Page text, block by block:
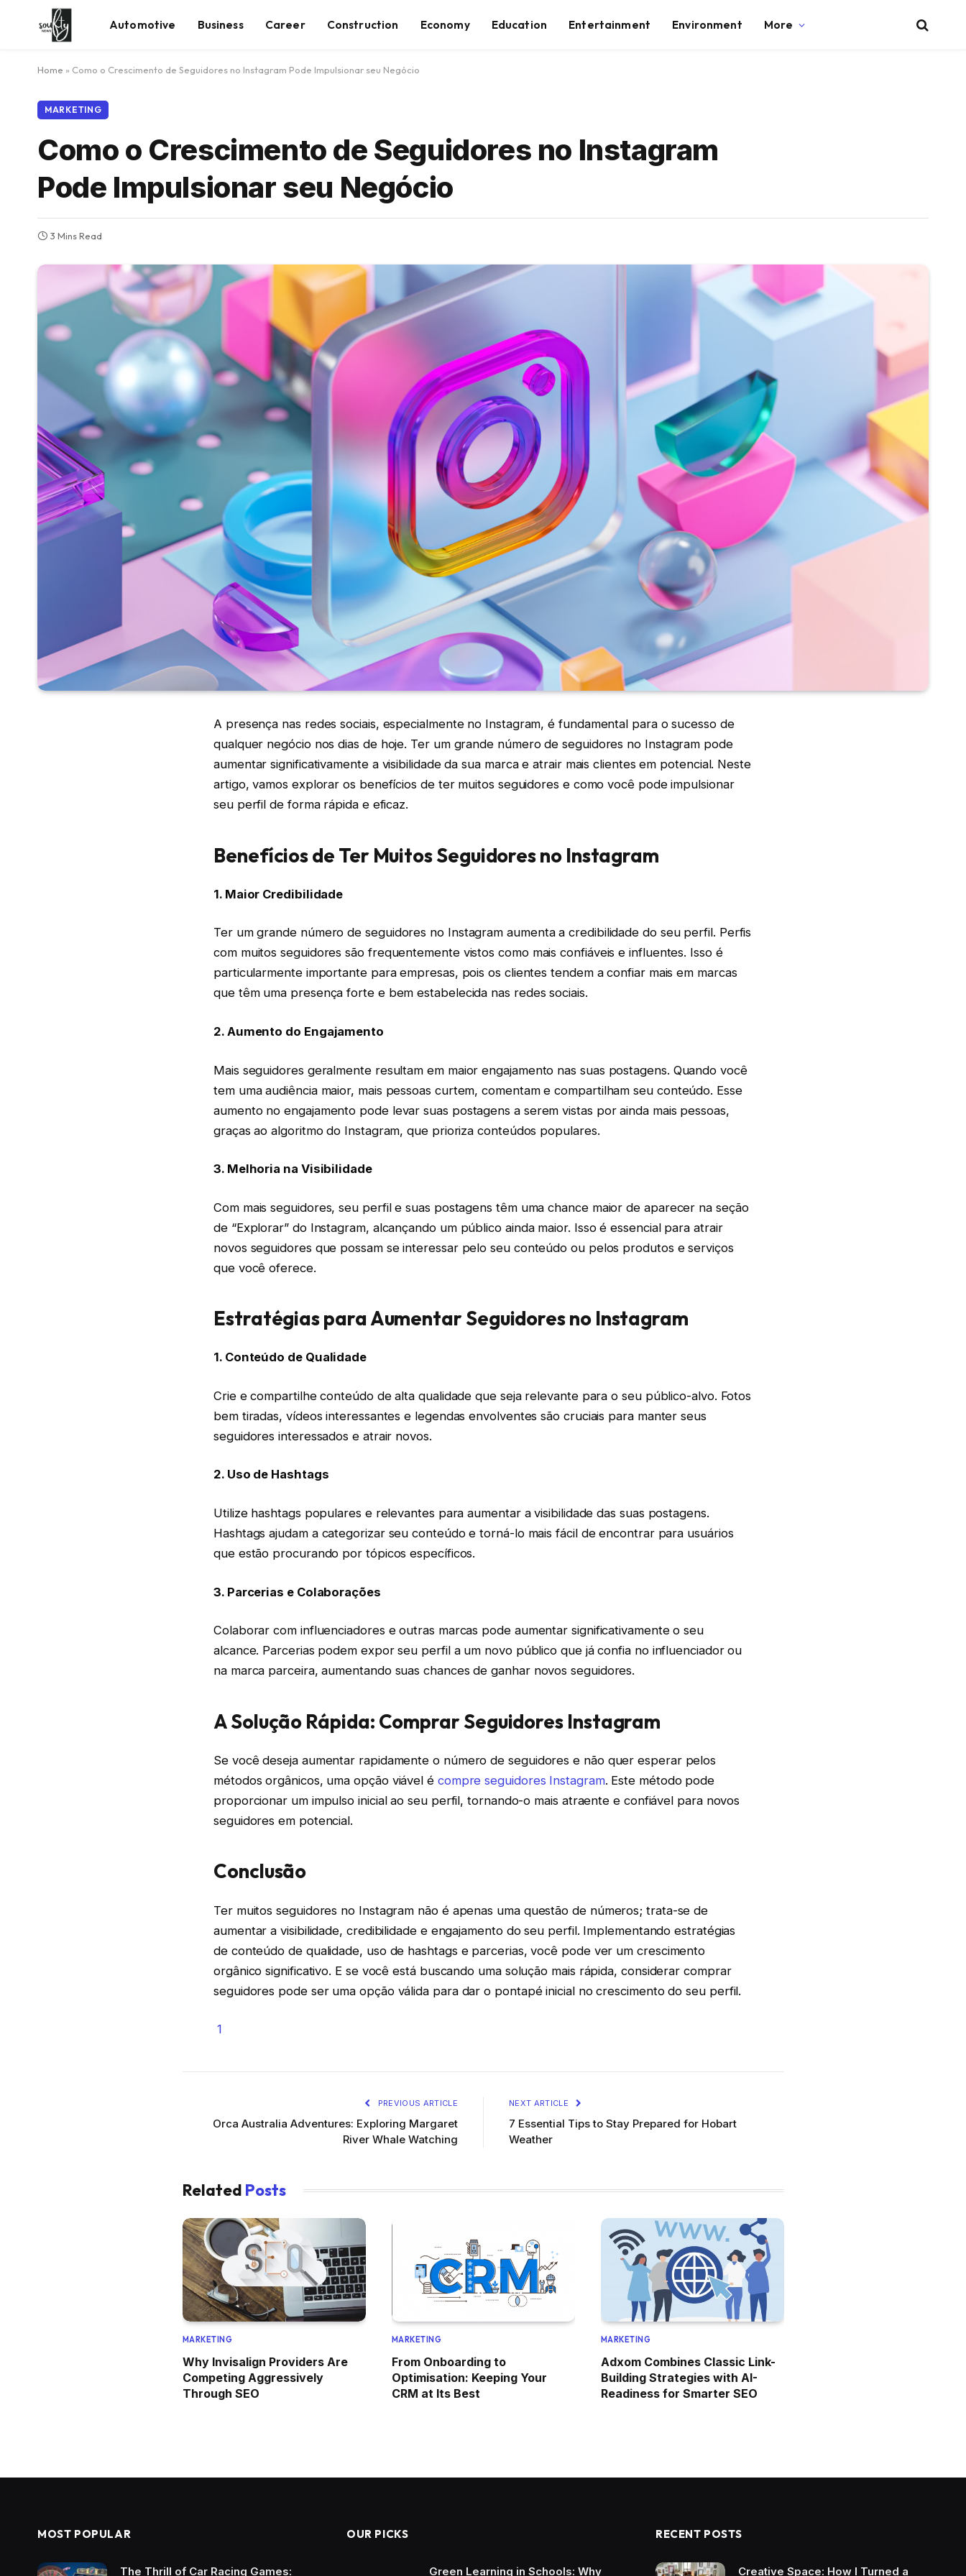
Automotive Business Career Construction Economy Education Entertainment Environment More
Home » Como o Crescimento de Seguidores no Instagram Pode Impulsionar seu Negócio
MARKETING
Como o Crescimento de Seguidores no Instagram
Pode Impulsionar seu Negócio
3 Mins Read
A presença nas redes sociais, especialmente no Instagram, é fundamental para o sucesso de
qualquer negócio nos dias de hoje. Ter um grande número de seguidores no Instagram pode
aumentar significativamente a visibilidade da sua marca e atrair mais clientes em potencial. Neste
artigo, vamos explorar os benefícios de ter muitos seguidores e como você pode impulsionar
seu perfil de forma rápida e eficaz.
Benefícios de Ter Muitos Seguidores no Instagram
1. Maior Credibilidade
Ter um grande número de seguidores no Instagram aumenta a credibilidade do seu perfil. Perfis
com muitos seguidores são frequentemente vistos como mais confiáveis e influentes. Isso é
particularmente importante para empresas, pois os clientes tendem a confiar mais em marcas
que têm uma presença forte e bem estabelecida nas redes sociais.
2. Aumento do Engajamento
Mais seguidores geralmente resultam em maior engajamento nas suas postagens. Quando você
tem uma audiência maior, mais pessoas curtem, comentam e compartilham seu conteúdo. Esse
aumento no engajamento pode levar suas postagens a serem vistas por ainda mais pessoas,
graças ao algoritmo do Instagram, que prioriza conteúdos populares.
3. Melhoria na Visibilidade
Com mais seguidores, seu perfil e suas postagens têm uma chance maior de aparecer na seção
de “Explorar” do Instagram, alcançando um público ainda maior. Isso é essencial para atrair
novos seguidores que possam se interessar pelo seu conteúdo ou pelos produtos e serviços
que você oferece.
Estratégias para Aumentar Seguidores no Instagram
1. Conteúdo de Qualidade
Crie e compartilhe conteúdo de alta qualidade que seja relevante para o seu público-alvo. Fotos
bem tiradas, vídeos interessantes e legendas envolventes são cruciais para manter seus
seguidores interessados e atrair novos.
2. Uso de Hashtags
Utilize hashtags populares e relevantes para aumentar a visibilidade das suas postagens.
Hashtags ajudam a categorizar seu conteúdo e torná-lo mais fácil de encontrar para usuários
que estão procurando por tópicos específicos.
3. Parcerias e Colaborações
Colaborar com influenciadores e outras marcas pode aumentar significativamente o seu
alcance. Parcerias podem expor seu perfil a um novo público que já confia no influenciador ou
na marca parceira, aumentando suas chances de ganhar novos seguidores.
A Solução Rápida: Comprar Seguidores Instagram
Se você deseja aumentar rapidamente o número de seguidores e não quer esperar pelos
métodos orgânicos, uma opção viável é compre seguidores Instagram. Este método pode
proporcionar um impulso inicial ao seu perfil, tornando-o mais atraente e confiável para novos
seguidores em potencial.
Conclusão
Ter muitos seguidores no Instagram não é apenas uma questão de números; trata-se de
aumentar a visibilidade, credibilidade e engajamento do seu perfil. Implementando estratégias
de conteúdo de qualidade, uso de hashtags e parcerias, você pode ver um crescimento
orgânico significativo. E se você está buscando uma solução mais rápida, considerar comprar
seguidores pode ser uma opção válida para dar o pontapé inicial no crescimento do seu perfil.
1
PREVIOUS ARTICLE
Orca Australia Adventures: Exploring Margaret
River Whale Watching
NEXT ARTICLE
7 Essential Tips to Stay Prepared for Hobart
Weather
Related Posts
MARKETING
Why Invisalign Providers Are
Competing Aggressively
Through SEO
MARKETING
From Onboarding to
Optimisation: Keeping Your
CRM at Its Best
MARKETING
Adxom Combines Classic Link-
Building Strategies with AI-
Readiness for Smarter SEO
MOST POPULAR
The Thrill of Car Racing Games:
OUR PICKS
Green Learning in Schools: Why
RECENT POSTS
Creative Space: How I Turned a